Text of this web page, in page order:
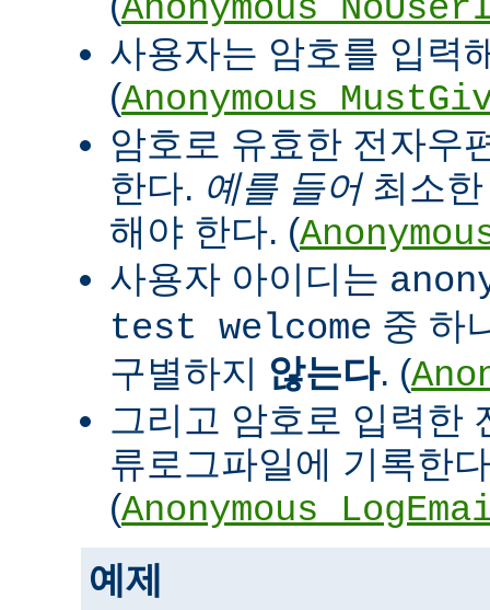
사용자는 암호를 입력
(
암호로 유효한 전자우
한다. 예를 들어최소한
해야 한다. (
사용자 아이디는
test welcome 중 하
구별하지 않는다. (
그리고 암호로 입력한
류로그파일에 기록한
(
예제